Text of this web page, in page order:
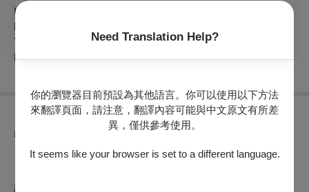
Need Translation Help?
你的瀏覽器目前預設為其他語言。你可以使用以下方法
來翻譯頁面，請注意，翻譯內容可能與中文原文有所差
異，僅供參考使用。
It seems like your browser is set to a different language.
IG｜
https://www.instagram.com/ntuwindband/
Youtube｜
https://www.youtube.com/c/NTUWindBand
異動公告
【OPENTIX節目正常演出公告】（公告日期2025年07月07
訂於